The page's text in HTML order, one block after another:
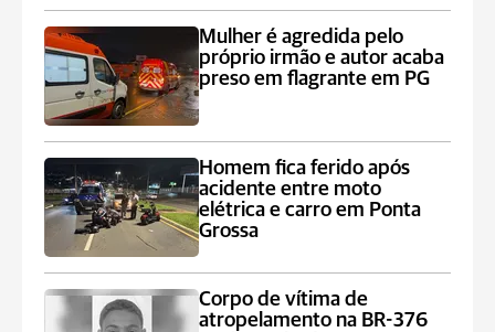
Mulher é agredida pelo
próprio irmão e autor acaba
preso em flagrante em PG
Homem fica ferido após
acidente entre moto
elétrica e carro em Ponta
Grossa
Corpo de vítima de
atropelamento na BR-376